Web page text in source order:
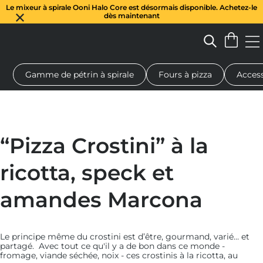
Le mixeur à spirale Ooni Halo Core est désormais disponible. Achetez-le
dès maintenant
à pizza au feu de bois Pétrin à pâte Cadeaux Planches de
Gamme de pétrin à spirale Fours à pizza
“Pizza Crostini” à la
ricotta, speck et
amandes Marcona
Le principe même du crostini est d’être, gourmand, varié… et
partagé. Avec tout ce qu'il y a de bon dans ce monde -
fromage, viande séchée, noix - ces crostinis à la ricotta, au